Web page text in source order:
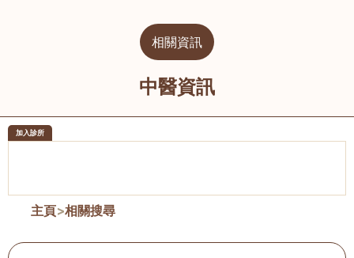
相關資訊
中醫資訊
加入診所
主頁>相關搜尋